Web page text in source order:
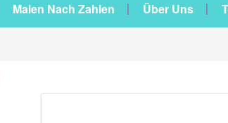
Malen Nach Zahlen Über Uns